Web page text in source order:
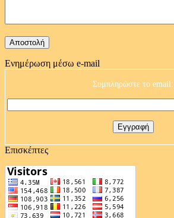
Ενημέρωση μέσω e-mail
Συμπληρώστε το email:
Επισκέπτες